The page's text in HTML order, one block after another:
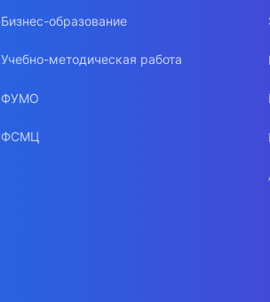
Бизнес-образование
Учебно-методическая работа
ФУМО
ФСМЦ